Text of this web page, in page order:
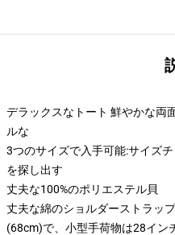
デラックスなトート 鮮やかな両
ルな
3つのサイズで入手可能:サイズ
を探し出す
丈夫な100%のポリエステル貝
丈夫な綿のショルダーストラッ
(68cm)で、小型手荷物は28イン